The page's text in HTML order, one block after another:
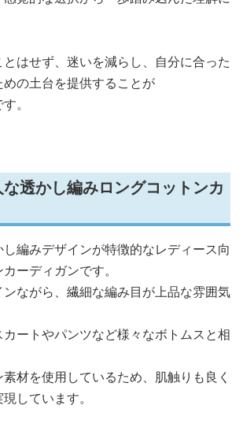
はせず、迷いを減らし、自分に合った
の土台を提供することが
。
透かし編みロングコットンカ
編みデザインが特徴的なレディース向
ーディガンです。
ながら、繊細な編み目が上品な雰囲気
ートやパンツなど様々なボトムスと相
材を使用しているため、肌触りも良く
しています。